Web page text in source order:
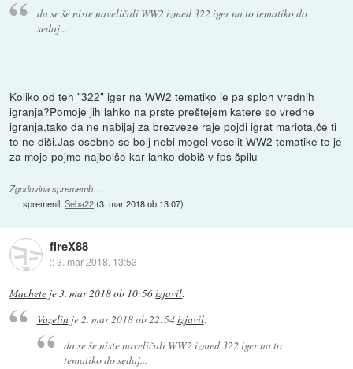
da se še niste naveličali WW2 izmed 322 iger na to tematiko do
sedaj...
Koliko od teh "322" iger na WW2 tematiko je pa sploh vrednih
igranja?Pomoje jih lahko na prste preštejem katere so vredne
igranja,tako da ne nabijaj za brezveze raje pojdi igrat mariota,če ti
to ne diši.Jas osebno se bolj nebi mogel veselit WW2 tematike to je
za moje pojme najbolše kar lahko dobiš v fps špilu
Zgodovina sprememb…
spremenil:Seba22(3. mar 2018 ob 13:07)
fireX88
::3. mar 2018, 13:53
Machete je3. mar 2018 ob 10:56izjavil:
Vazelinje2. mar 2018 ob 22:54izjavil:
da se še niste naveličali WW2 izmed 322 iger na to
tematiko do sedaj...